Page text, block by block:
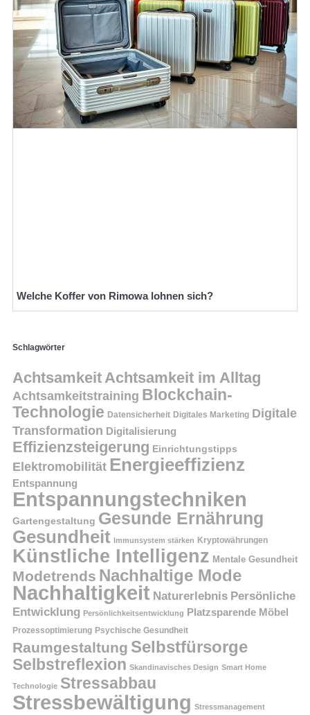
Welche Koffer von Rimowa lohnen sich?
Schlagwörter
AchtsamkeitAchtsamkeit im Alltag
Achtsamkeitstraining Blockchain-
Technologie Datensicherheit Digitales Marketing Digitale
Transformation Digitalisierung
Effizienzsteigerung Einrichtungstipps
Elektromobilität Energieeffizienz
Entspannung
Entspannungstechniken
Gartengestaltung Gesunde Ernährung
Gesundheit Immunsystem stärken Kryptowährungen
Künstliche Intelligenz Mentale Gesundheit
Modetrends Nachhaltige Mode
Nachhaltigkeit Naturerlebnis Persönliche
Entwicklung Persönlichkeitsentwicklung Platzsparende Möbel
Prozessoptimierung Psychische Gesundheit
Raumgestaltung Selbstfürsorge
Selbstreflexion Skandinavisches Design Smart Home
Technologie Stressabbau
Stressbewältigung Stressmanagement